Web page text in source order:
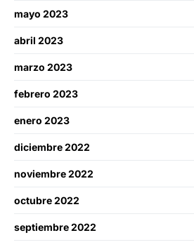
mayo 2023
abril 2023
marzo 2023
febrero 2023
enero 2023
diciembre 2022
noviembre 2022
octubre 2022
septiembre 2022